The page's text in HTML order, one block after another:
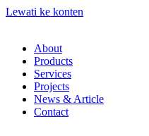
Lewati ke konten
About
Products
Services
Projects
News & Article
Contact